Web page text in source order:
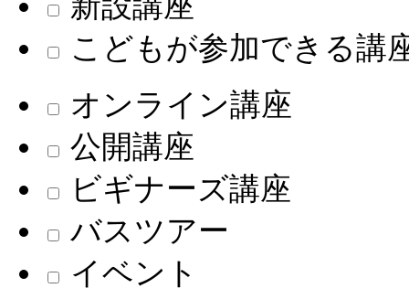
こどもが参加できる講
オンライン講座
公開講座
ビギナーズ講座
バスツアー
イベント